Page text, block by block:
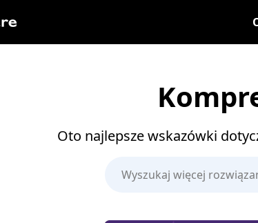
Oto najlepsze wskazówki